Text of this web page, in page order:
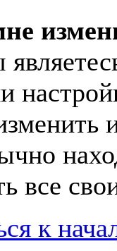
все
к